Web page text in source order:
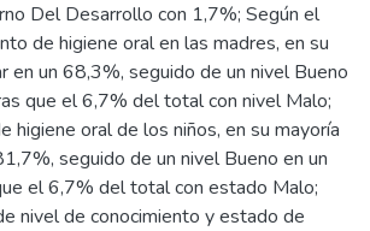
Del Desarrollo con 1,7%; Según el
de higiene oral en las madres, en su
en un 68,3%, seguido de un nivel Bueno
que el 6,7% del total con nivel Malo;
higiene oral de los niños, en su mayoría
seguido de un nivel Bueno en un
el 6,7% del total con estado Malo;
nivel de conocimiento y estado de